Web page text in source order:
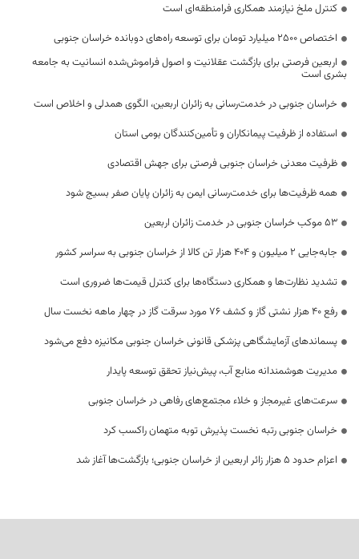
کنترل ملخ نیازمند همکاری فرامنطقه‌ای است
اختصاص 2500 میلیارد تومان برای توسعه راه‌های دوبانده خراسان جنوبی
اربعین فرصتی برای بازگشت عقلانیت و اصول فراموش‌شده انسانیت به جامعه
بشری است
خراسان جنوبی در خدمت‌رسانی به زائران اربعین، الگوی همدلی و اخلاص است
استفاده از ظرفیت پیمانکاران و تأمین‌کنندگان بومی استان
ظرفیت معدنی خراسان جنوبی فرصتی برای جهش اقتصادی
همه ظرفیت‌ها برای خدمت‌رسانی ایمن به زائران پایان صفر بسیج شود
53 موکب خراسان جنوبی در خدمت زائران اربعین
جابه‌جایی 2 میلیون و 404 هزار تن کالا از خراسان جنوبی به سراسر کشور
تشدید نظارت‌ها و همکاری دستگاه‌ها برای کنترل قیمت‌ها ضروری است
رفع 40 هزار نشتی گاز و کشف 76 مورد سرقت گاز در چهار ماهه نخست سال
پسماندهای آزمایشگاهی پزشکی قانونی خراسان جنوبی مکانیزه دفع می‌شود
مدیریت هوشمندانه منابع آب، پیش‌نیاز تحقق توسعه پایدار
سرعت‌های غیرمجاز و خلاء مجتمع‌های رفاهی در خراسان جنوبی
خراسان جنوبی رتبه نخست پذیرش توبه متهمان راکسب کرد
اعزام حدود 5 هزار زائر اربعین از خراسان جنوبی؛ بازگشت‌ها آغاز شد